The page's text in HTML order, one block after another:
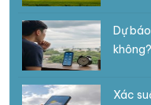
Dự
không?
Xác